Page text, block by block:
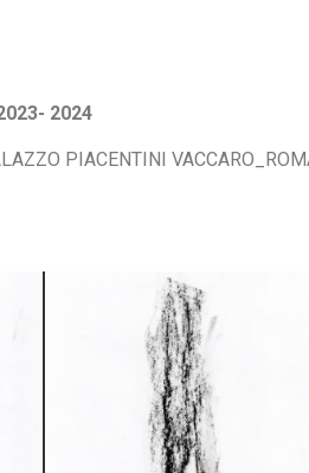
2024
PIACENTINI